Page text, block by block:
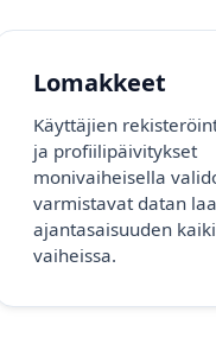
Lomakkeet
Käyttäjien
ja profiilipäivitykset
monivaiheisella
varmistavat datan
ajantasaisuuden
vaiheissa.